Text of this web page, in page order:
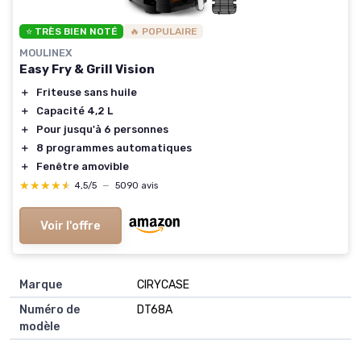
⭐ TRÈS BIEN NOTÉ 🔥 POPULAIRE
MOULINEX
Easy Fry & Grill Vision
＋
Friteuse sans huile
＋
Capacité 4,2 L
＋
Pour jusqu'à 6 personnes
＋
8 programmes automatiques
＋
Fenêtre amovible
★★★★★
★★★★★ 4,5/5 — 5090 avis
Voir l'offre
Marque
‎CIRYCASE
Numéro de
modèle
‎DT68A